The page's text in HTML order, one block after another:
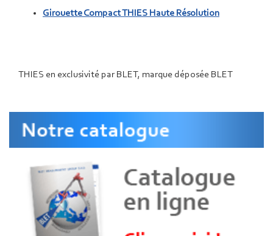
Girouette Compact THIES Haute Résolution
THIES en exclusivité par BLET, marque déposée BLET